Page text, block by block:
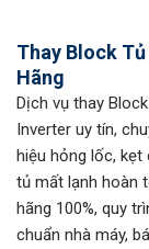
Thay Block
Hãng
Dịch vụ thay
Inverter uy tín,
hiệu hỏng lốc, kẹt
tủ mất lạnh hoàn
hãng 100%, quy
chuẩn nhà máy,